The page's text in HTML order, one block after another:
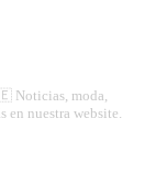
Noticias, moda,
en nuestra website.